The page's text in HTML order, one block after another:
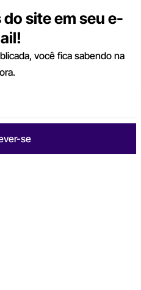
site em seu e-
você fica sabendo na
se